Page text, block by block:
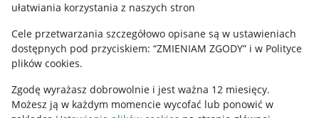
ułatwiania korzystania z naszych stron
Cele przetwarzania szczegółowo opisane są w ustawieniach
dostępnych pod przyciskiem: “ZMIENIAM ZGODY” i w Polityce
plików cookies.
Zgodę wyrażasz dobrowolnie i jest ważna 12 miesięcy.
Możesz ją w każdym momencie wycofać lub ponowić w
Ustawienia plików "cookies"
Udostępnianie lokalizacji
Informacje dla Aktu o Usługach Cyfrowych
Pobierz aplikację